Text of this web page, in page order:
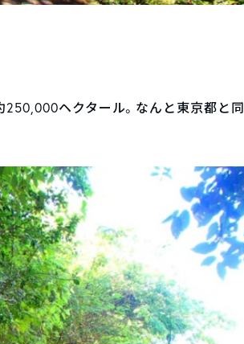
ヘクタール。なんと東京都と同